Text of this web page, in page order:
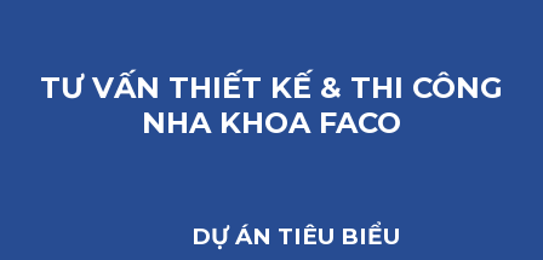
TƯ VẤN THIẾT KẾ & THI CÔNG
NHA KHOA FACO
DỰ ÁN TIÊU BIỂU